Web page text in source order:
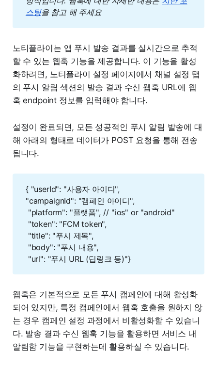
스팅을 참고 해 주세요
노티플라이는 앱 푸시 발송 결과를 실시간으로 추적
할 수 있는 웹훅 기능을 제공합니다. 이 기능을 활성
화하려면, 노티플라이 설정 페이지에서 채널 설정 탭
의 푸시 알림 섹션의 발송 결과 수신 웹훅 URL에 웹
훅 endpoint 정보를 입력해야 합니다.
설정이 완료되면, 모든 성공적인 푸시 알림 발송에 대
해 아래의 형태로 데이터가 POST 요청을 통해 전송
됩니다.
{ "userId": "사용자 아이디",
"campaignId": "캠페인 아이디",
"platform": "플랫폼", // "ios" or "android"
"token": "FCM token",
"title": "푸시 제목",
"body": "푸시 내용",
"url": "푸시 URL (딥링크 등)"}
웹훅은 기본적으로 모든 푸시 캠페인에 대해 활성화
되어 있지만, 특정 캠페인에서 웹훅 호출을 원하지 않
는 경우 캠페인 설정 과정에서 비활성화할 수 있습니
다. 발송 결과 수신 웹훅 기능을 활용하면 서비스 내
알림함 기능을 구현하는데 활용하실 수 있습니다.